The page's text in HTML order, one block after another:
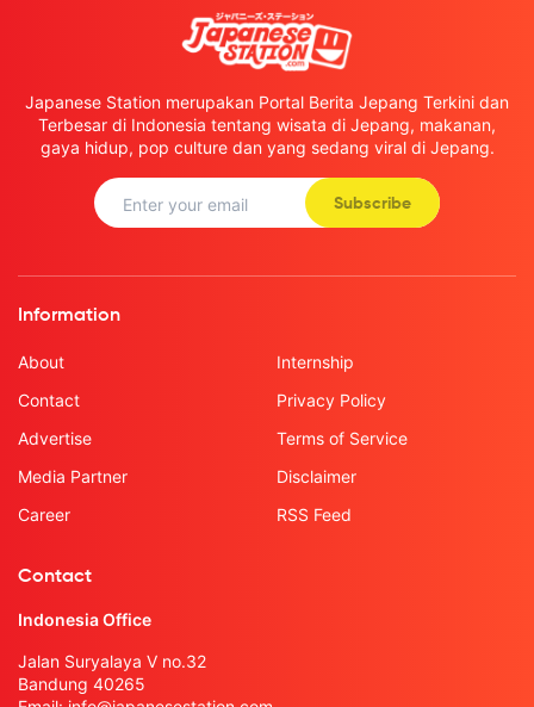
Japanese Station merupakan Portal Berita Jepang Terkini dan
Terbesar di Indonesia tentang wisata di Jepang, makanan,
gaya hidup, pop culture dan yang sedang viral di Jepang.
Subscribe
Information
About
Contact
Advertise
Media Partner
Career
Internship
Privacy Policy
Terms of Service
Disclaimer
RSS Feed
Contact
Indonesia Office
Jalan Suryalaya V no.32
Bandung 40265